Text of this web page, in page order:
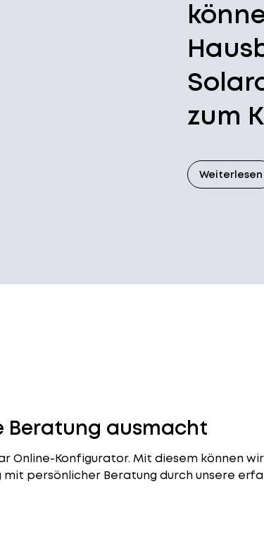
zum
Weiterlesen
Beratung ausmacht
Online-Konfigurator. Mit diesem können
persönlicher Beratung durch unsere